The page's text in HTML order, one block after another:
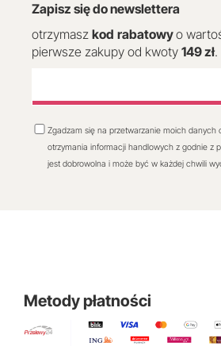
Zapisz się do newslettera
otrzymasz kod rabatowyo
pierwsze zakupy od kwoty 149 zł.
Zgadzam się na przetwarzanie moich danych
otrzymania informacji handlowych z godnie z
jest dobrowolna i może być w każdej chwili
Metody płatności